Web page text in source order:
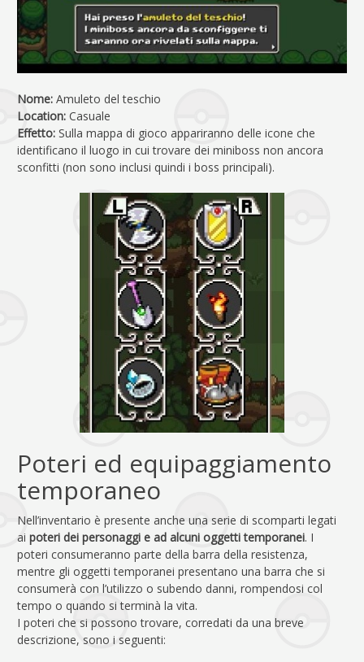
Nome: Amuleto del teschio
Location: Casuale
Effetto: Sulla mappa di gioco appariranno delle icone che
identificano il luogo in cui trovare dei miniboss non ancora
sconfitti (non sono inclusi quindi i boss principali).
Poteri ed equipaggiamento
temporaneo
Nell’inventario è presente anche una serie di scomparti legati
ai poteri dei personaggi e ad alcuni oggetti temporanei. I
poteri consumeranno parte della barra della resistenza,
mentre gli oggetti temporanei presentano una barra che si
consumerà con l’utilizzo o subendo danni, rompendosi col
tempo o quando si terminà la vita.
I poteri che si possono trovare, corredati da una breve
descrizione, sono i seguenti: